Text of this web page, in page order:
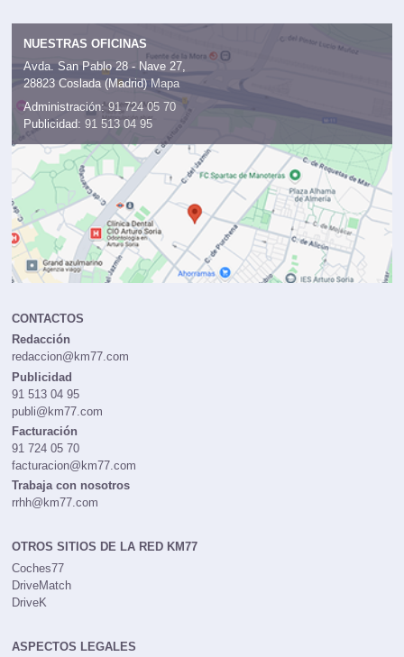
NUESTRAS OFICINAS
Avda. San Pablo 28 - Nave 27,
28823 Coslada (Madrid) Mapa
Administración: 91 724 05 70
Publicidad: 91 513 04 95
CONTACTOS
Redacción
redaccion@km77.com
Publicidad
91 513 04 95
publi@km77.com
Facturación
91 724 05 70
facturacion@km77.com
Trabaja con nosotros
rrhh@km77.com
OTROS SITIOS DE LA RED KM77
Coches77
DriveMatch
DriveK
ASPECTOS LEGALES